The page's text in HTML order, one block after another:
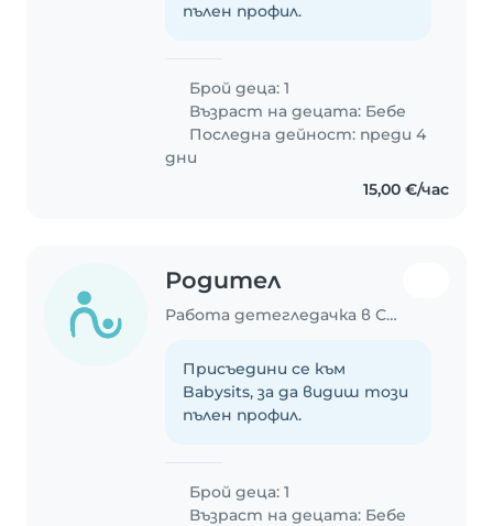
пълен профил.
Брой деца: 1
Възраст на децата: Бебе
Последна дейност: преди 4
дни
15,00 €/час
Родител
Работа детегледачка в София
Присъедини се към
Babysits, за да видиш този
пълен профил.
Брой деца: 1
Възраст на децата: Бебе